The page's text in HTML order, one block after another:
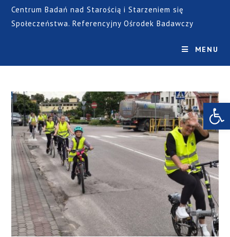
Open toolbar
Centrum Badań nad Starością i Starzeniem się
Społeczeństwa. Referencyjny Ośrodek Badawczy
MENU